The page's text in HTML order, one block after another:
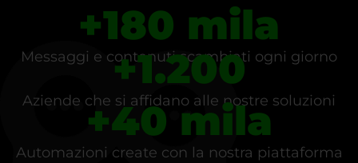
+180 mila
Messaggi e contenuti scambiati ogni giorno
+1.200
Aziende che si affidano alle nostre soluzioni
+40 mila
Automazioni create con la nostra piattaforma